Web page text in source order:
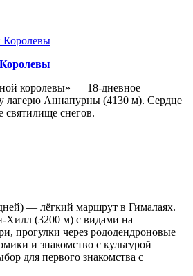
королевы» — 18-дневное
лагерю Аннапурны (4130 м). Сердце
святилище снегов.
— лёгкий маршрут в Гималаях.
Хилл (3200 м) с видами на
прогулки через рододендроновые
и знакомство с культурой
для первого знакомства с